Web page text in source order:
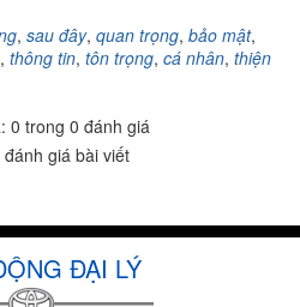
, sau đây, quan trọng, bảo mật,
, thông tin, tôn trọng, cá nhân, thiện
0 trong 0 đánh giá
đánh giá bài viết
ĐẠI LÝ